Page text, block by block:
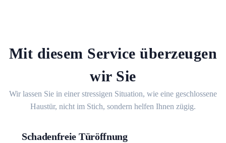
Mit diesem Service überzeugen
wir Sie
Wir lassen Sie in einer stressigen Situation, wie eine geschlossene
Haustür, nicht im Stich, sondern helfen Ihnen zügig.
Schadenfreie Türöffnung